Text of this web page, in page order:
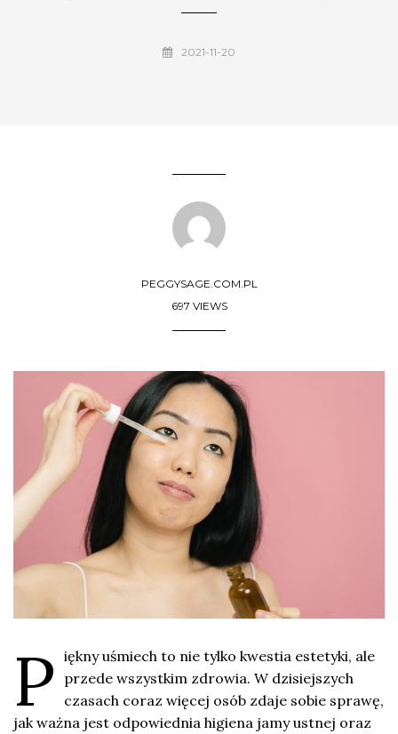
2021-11-20
PEGGYSAGE.COM.PL
697 VIEWS
P iękny uśmiech to nie tylko kwestia estetyki, ale
przede wszystkim zdrowia. W dzisiejszych
czasach coraz więcej osób zdaje sobie sprawę,
jak ważna jest odpowiednia higiena jamy ustnej oraz